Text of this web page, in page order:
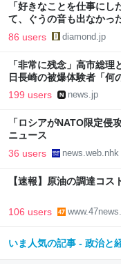
「好きなことを仕事に
て、ぐうの音も出なかっ
86 users diamond.jp
「非常に残念」高市総
日長崎の被爆体験者「何
199 users news.jp
「ロシアがNATO限定侵
ニュース
36 users news.web.nhk
【速報】原油の調達コ
106 users
いま人気の記事 - 政治と